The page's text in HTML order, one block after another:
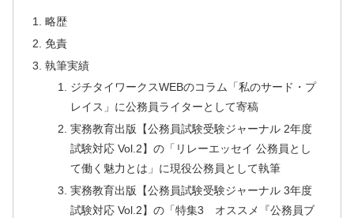
略歴
免責
執筆実績
ジチタイワークスWEBのコラム「私のサード・プ
レイス」に公務員ライターとして寄稿
実務教育出版【公務員試験受験ジャーナル 2年度
試験対応 Vol.2】の「リレーエッセイ 公務員とし
て働く魅力とは」に現役公務員として執筆
実務教育出版【公務員試験受験ジャーナル 3年度
試験対応 Vol.2】の「特集3 オススメ『公務員ブ